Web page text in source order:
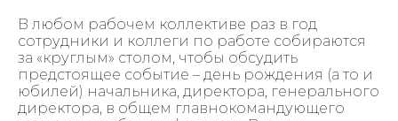
В любом рабочем коллективе раз в год
сотрудники и коллеги по работе собираются
за «круглым» столом, чтобы обсудить
предстоящее событие – день рождения (а то и
юбилей) начальника, директора, генерального
директора, в общем главнокомандующего